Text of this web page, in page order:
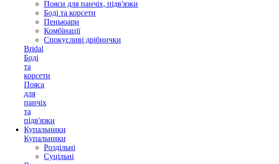
Пояси для панчіх, підв'язки
Боді та корсети
Пеньюари
Комбінації
Спокусливі дрібнички
Bridal
Боді
та
корсети
Пояса
для
панчіх
та
підв'язки
Купальники
Купальники
Роздільні
Суцільні